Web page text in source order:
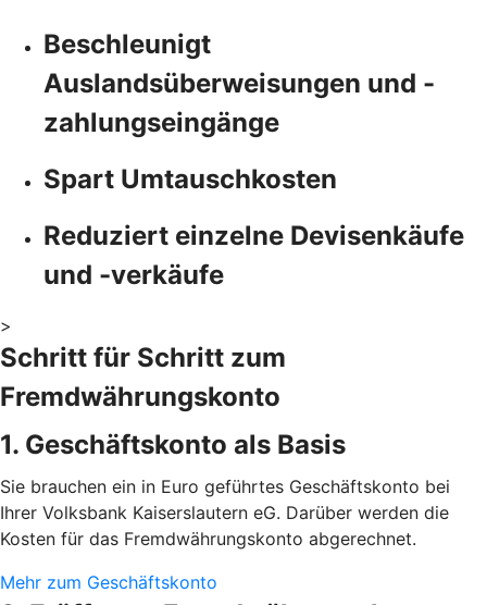
Beschleunigt
Auslandsüberweisungen und -
zahlungseingänge
Spart Umtauschkosten
Reduziert einzelne Devisenkäufe
und -verkäufe
>
Schritt für Schritt zum
Fremdwährungskonto
1. Geschäftskonto als Basis
Sie brauchen ein in Euro geführtes Geschäftskonto bei
Ihrer Volksbank Kaiserslautern eG. Darüber werden die
Kosten für das Fremdwährungskonto abgerechnet.
Mehr zum Geschäftskonto